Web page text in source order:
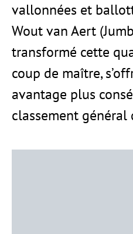
vallonnées et
Wout van Aert
transformé cette
coup de maître,
avantage plus
classement général